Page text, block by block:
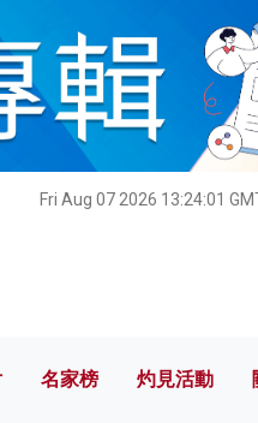
Fri Aug 07 2026 13:24:03
名家榜 灼見活動
名家榜 灼見活動